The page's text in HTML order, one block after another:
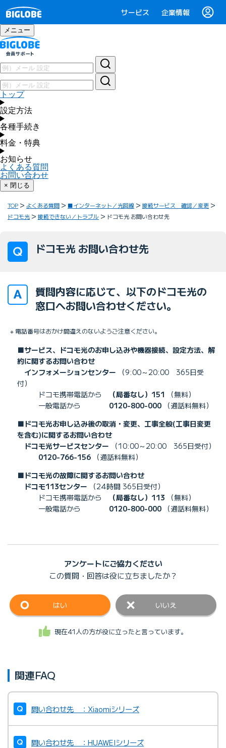
サービス 企業情報
メニュー
トップ
設定方法
各種手続き
料金・特典
お知らせ
よくある質問
お問い合わせ
× 閉じる
TOP よくある質問 ■インターネット／光回線
接続サービス 確認／変更
ドコモ光
接続できない／トラブル ドコモ光 お問い合わせ先
ドコモ光 お問い合わせ先
質問内容に応じて、以下のドコモ光の
窓口へお問い合わせください。
※ 電話番号はおかけ間違えのないようご注意ください。
■サービス、ドコモ光のお申し込みや機器接続、設定方法、解
約に関するお問い合わせ
インフォメーションセンター （9:00～20:00 365日受
付）
ドコモ携帯電話から
（局番なし）151 （無料）
一般電話から 0120-800-000 （通話料無料）
■ドコモ光お申し込み後の取消・変更、工事全般(工事日変更
を含む)に関するお問い合わせ
ドコモ光サービスセンター （10:00～20:00 365日受付）
0120-766-156 （通話料無料）
■ドコモ光の故障に関するお問い合わせ
ドコモ113センター （24時間 365日受付）
ドコモ携帯電話から
（局番なし）113 （無料）
一般電話から 0120-800-000 （通話料無料）
アンケートにご協力ください
この質問・回答は役に立ちましたか？
はい いいえ
現在41人の方が役に立ったと言っています。
関連FAQ
問い合わせ先 ：Xiaomiシリーズ
問い合わせ先 ：HUAWEIシリーズ